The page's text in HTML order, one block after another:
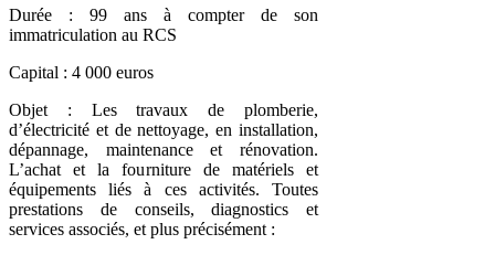
Durée : 99 ans à compter de son
immatriculation au RCS
Capital : 4 000 euros
Objet : Les travaux de plomberie,
d’électricité et de nettoyage, en installation,
dépannage, maintenance et rénovation.
L’achat et la fourniture de matériels et
équipements liés à ces activités. Toutes
prestations de conseils, diagnostics et
services associés, et plus précisément :